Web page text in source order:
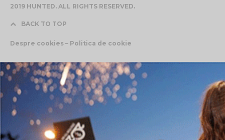
2019 HUNTED. ALL RIGHTS RESERVED.
BACK TO TOP
Despre cookies – Politica de cookie